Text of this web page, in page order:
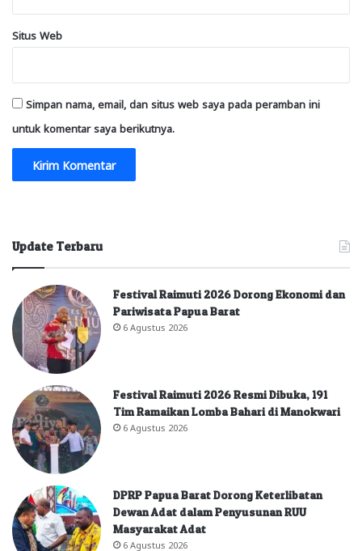
Situs Web
Simpan nama, email, dan situs web saya pada peramban ini
untuk komentar saya berikutnya.
Update Terbaru
Festival Raimuti 2026 Dorong Ekonomi dan
Pariwisata Papua Barat
6 Agustus 2026
Festival Raimuti 2026 Resmi Dibuka, 191
Tim Ramaikan Lomba Bahari di Manokwari
6 Agustus 2026
DPRP Papua Barat Dorong Keterlibatan
Dewan Adat dalam Penyusunan RUU
Masyarakat Adat
6 Agustus 2026